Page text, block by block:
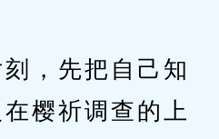
，先把自己知
樱祈调查的上